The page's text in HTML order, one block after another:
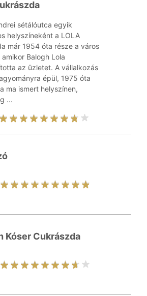
sétálóutca egyik
helyszíneként a LOLA
már 1954 óta része a város
Balogh Lola
az üzletet. A vállalkozás
épül, 1975 óta
ma ismert helyszínen,
...
Kóser Cukrászda